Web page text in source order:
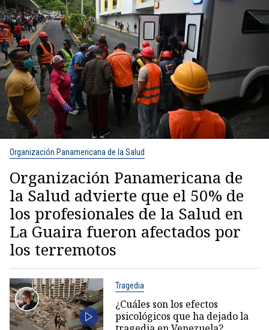
Organización Panamericana de la Salud
Organización Panamericana de
la Salud advierte que el 50% de
los profesionales de la Salud en
La Guaira fueron afectados por
los terremotos
Tragedia
¿Cuáles son los efectos
psicológicos que ha dejado la